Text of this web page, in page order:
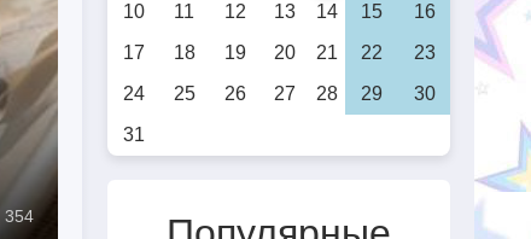
354
10
11 12 13 14 15
16
17
18 19 20 21 22
23
24
25 26 27 28 29
30
31